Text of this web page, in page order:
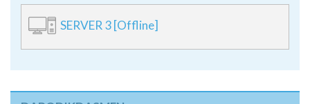
SERVER 3 [Offline]